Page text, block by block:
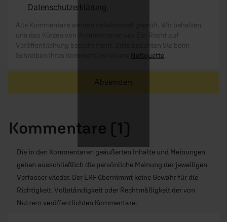
Datenschutzerklärung
Alle Kommentare werden redaktionell geprüft. Wir behalten
uns das Kürzen von Kommentaren vor. Ein Recht auf
Veröffentlichung besteht nicht. Bitte beachten Sie beim
Schreiben Ihres Kommentars unsere
Netiquette.
Absenden
Kommentare (1)
Die in den Kommentaren geäußerten Inhalte und Meinungen
geben ausschließlich die persönliche Meinung der jeweiligen
Verfasser wieder. Der ERF übernimmt keine Gewähr für die
Richtigkeit, Vollständigkeit oder Rechtmäßigkeit der von
Nutzern veröffentlichten Kommentare.